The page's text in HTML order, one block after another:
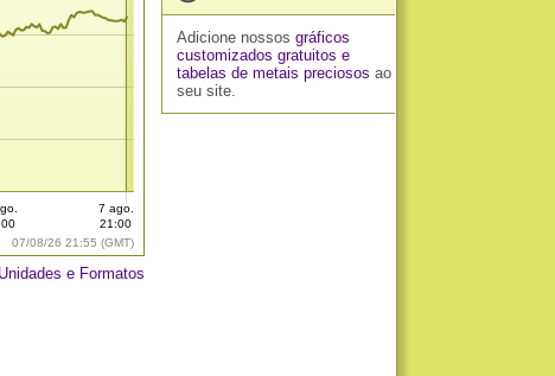
07/08/26 21:55 (GMT)
7 ago.
21:00
Unidades e Formatos
Adicione nossos gráficos
customizados gratuitos e
tabelas de metais preciosos ao
seu site.